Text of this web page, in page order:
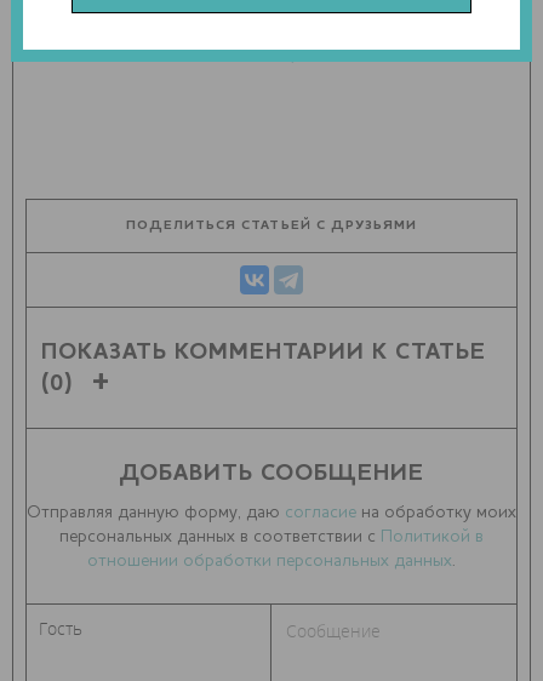
Филиппов Алексей Владимирович
ПОДЕЛИТЬСЯ СТАТЬЕЙ С ДРУЗЬЯМИ
ПОКАЗАТЬ КОММЕНТАРИИ К СТАТЬЕ
(0)
ДОБАВИТЬ СООБЩЕНИЕ
Отправляя данную форму, даю согласие на обработку моих
персональных данных в соответствии с
Политикой в
отношении обработки персональных данных.